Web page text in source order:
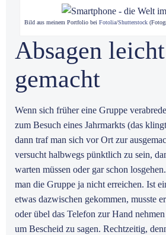
Bild aus meinem Portfolio bei Fotolia/Shutterstock
Absagen leicht
gemacht
Wenn sich früher eine Gruppe
zum Besuch eines Jahrmarkts (das
dann traf man sich vor Ort zur
versucht halbwegs pünktlich zu sein,
warten müssen oder gar schon
man die Gruppe ja nicht erreichen. Ist
etwas dazwischen gekommen, musste
oder übel das Telefon zur Hand
um Bescheid zu sagen. Rechtzeitig,